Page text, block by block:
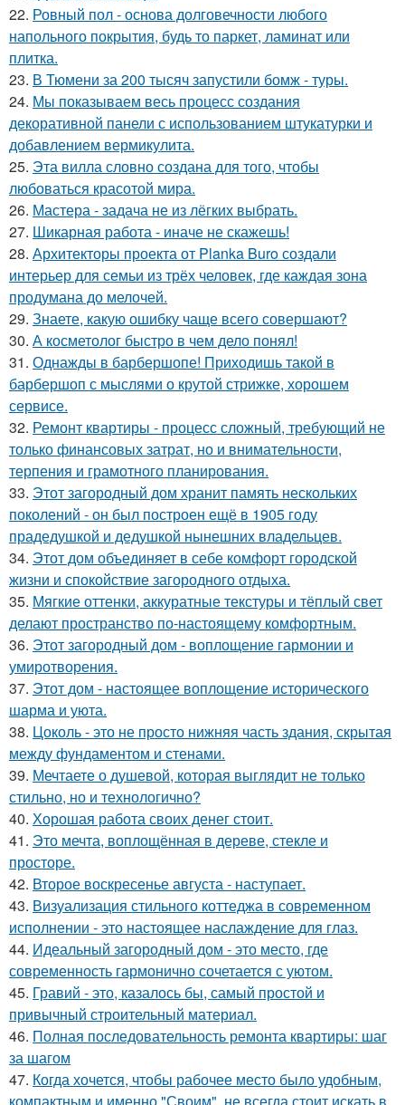
22. Ровный пол - основа долговечности любого
напольного покрытия, будь то паркет, ламинат или
плитка.
23. В Тюмени за 200 тысяч запустили бомж - туры.
24. Мы показываем весь процесс создания
декоративной панели с использованием штукатурки и
добавлением вермикулита.
25. Эта вилла словно создана для того, чтобы
любоваться красотой мира.
26. Мастера - задача не из лёгких выбрать.
27. Шикарная работа - иначе не скажешь!
28. Архитекторы проекта от Planka Buro создали
интерьер для семьи из трёх человек, где каждая зона
продумана до мелочей.
29. Знаете, какую ошибку чаще всего совершают?
30. А косметолог быстро в чем дело понял!
31. Однажды в барбершопе! Приходишь такой в
барбершоп с мыслями о крутой стрижке, хорошем
сервисе.
32. Ремонт квартиры - процесс сложный, требующий не
только финансовых затрат, но и внимательности,
терпения и грамотного планирования.
33. Этот загородный дом хранит память нескольких
поколений - он был построен ещё в 1905 году
прадедушкой и дедушкой нынешних владельцев.
34. Этот дом объединяет в себе комфорт городской
жизни и спокойствие загородного отдыха.
35. Мягкие оттенки, аккуратные текстуры и тёплый свет
делают пространство по-настоящему комфортным.
36. Этот загородный дом - воплощение гармонии и
умиротворения.
37. Этот дом - настоящее воплощение исторического
шарма и уюта.
38. Цоколь - это не просто нижняя часть здания, скрытая
между фундаментом и стенами.
39. Мечтаете о душевой, которая выглядит не только
стильно, но и технологично?
40. Хорошая работа своих денег стоит.
41. Это мечта, воплощённая в дереве, стекле и
просторе.
42. Второе воскресенье августа - наступает.
43. Визуализация стильного коттеджа в современном
исполнении - это настоящее наслаждение для глаз.
44. Идеальный загородный дом - это место, где
современность гармонично сочетается с уютом.
45. Гравий - это, казалось бы, самый простой и
привычный строительный материал.
46. Полная последовательность ремонта квартиры: шаг
за шагом
47. Когда хочется, чтобы рабочее место было удобным,
компактным и именно "Своим", не всегда стоит искать в